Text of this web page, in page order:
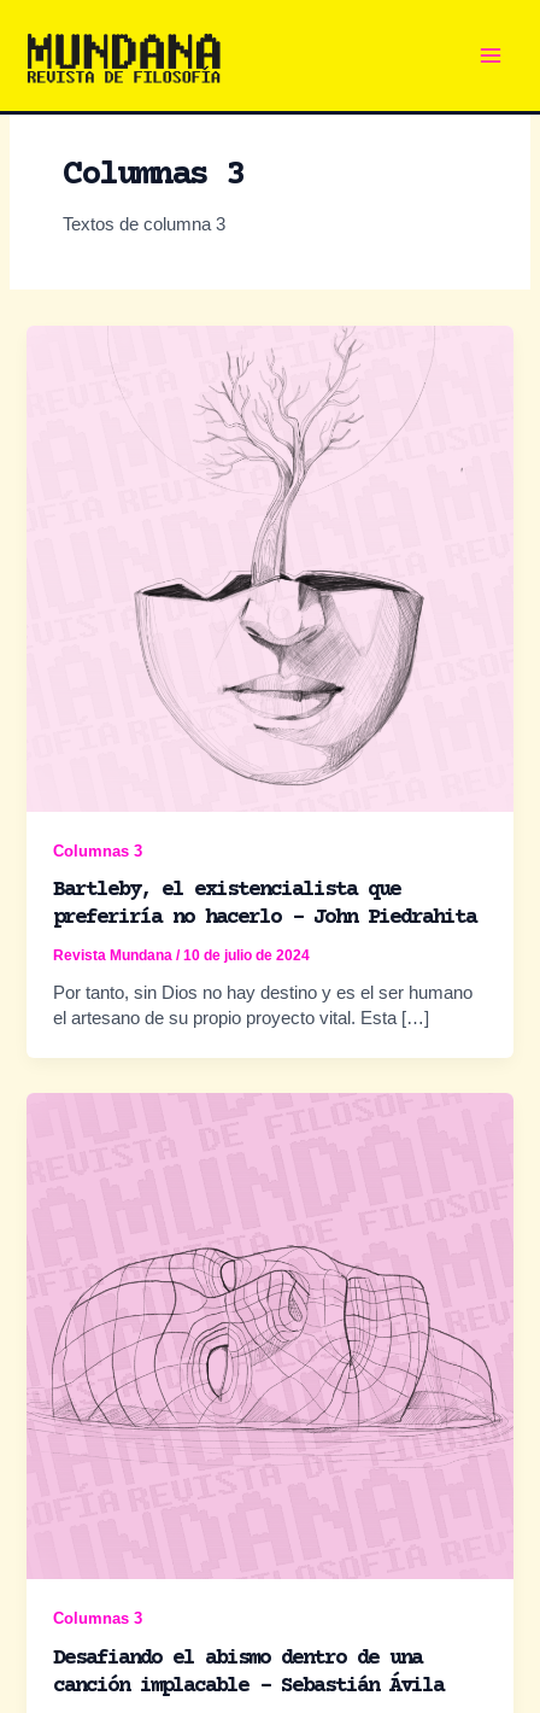
al
Columnas 3
Textos de columna 3
Columnas 3
Bartleby, el existencialista que
preferiría no hacerlo – John Piedrahita
Revista Mundana/10 de julio de 2024
Por tanto, sin Dios no hay destino y es el ser humano
el artesano de su propio proyecto vital. Esta […]
Columnas 3
Desafiando el abismo dentro de una
canción implacable – Sebastián Ávila